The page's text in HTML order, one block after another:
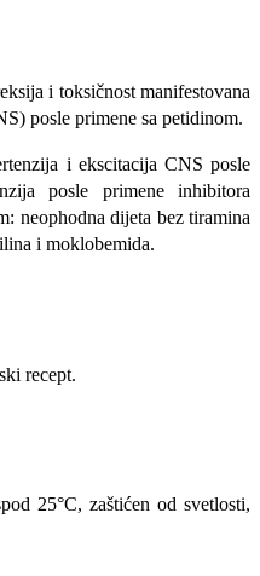
i toksičnost manifestovana
posle primene sa petidinom.
i ekscitacija CNS posle
posle primene inhibitora
neophodna dijeta bez tiramina
i moklobemida.
recept.
25°C, zaštićen od svetlosti,